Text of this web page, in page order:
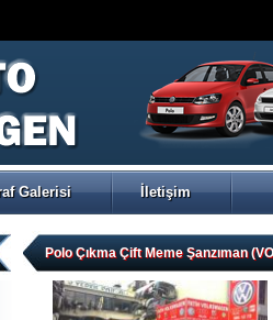
Galerisi İletişim
Polo Çıkma Çift Meme Şanzıman